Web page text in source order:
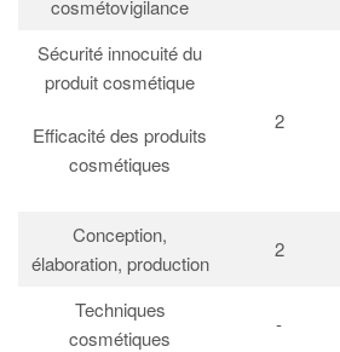
cosmétovigilance
Sécurité innocuité du
produit cosmétique
Efficacité des produits
cosmétiques
2
Conception,
élaboration, production
2
Techniques
cosmétiques
-